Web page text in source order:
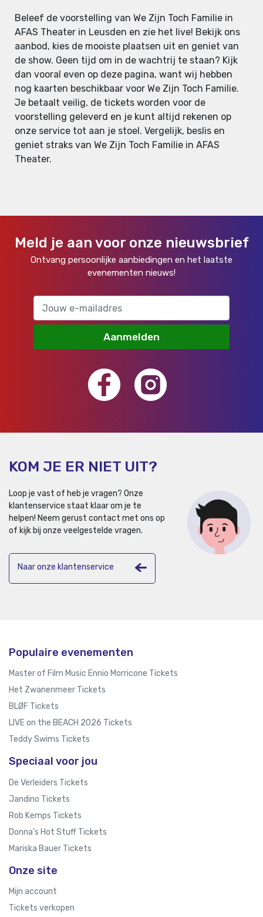
Beleef de voorstelling van We Zijn Toch Familie in
AFAS Theater in Leusden en zie het live! Bekijk ons
aanbod, kies de mooiste plaatsen uit en geniet van
de show. Geen tijd om in de wachtrij te staan? Kijk
dan vooral even op deze pagina, want wij hebben
nog kaarten beschikbaar voor We Zijn Toch Familie.
Je betaalt veilig, de tickets worden voor de
voorstelling geleverd en je kunt altijd rekenen op
onze service tot aan je stoel. Vergelijk, beslis en
geniet straks van We Zijn Toch Familie in AFAS
Theater.
Meld je aan voor onze nieuwsbrief
Ontvang persoonlijke aanbiedingen en het laatste
evenementen nieuws!
Aanmelden
KOM JE ER NIET UIT?
Loop je vast of heb je vragen? Onze
klantenservice staat klaar om je te
helpen! Neem gerust contact met ons op
of kijk bij onze veelgestelde vragen.
Naar onze klantenservice
Populaire evenementen
Master of Film Music Ennio Morricone Tickets
Het Zwanenmeer Tickets
BLØF Tickets
LIVE on the BEACH 2026 Tickets
Teddy Swims Tickets
Speciaal voor jou
De Verleiders Tickets
Jandino Tickets
Rob Kemps Tickets
Donna’s Hot Stuff Tickets
Mariska Bauer Tickets
Onze site
Mijn account
Tickets verkopen